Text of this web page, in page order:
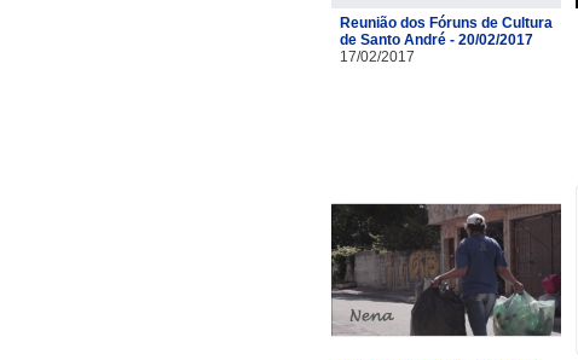
Reunião dos Fóruns de Cultura
de Santo André - 20/02/2017
17/02/2017